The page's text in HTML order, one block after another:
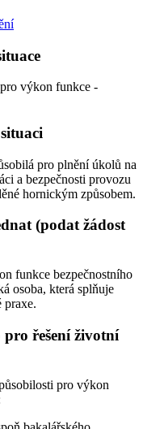
výkon funkce -
pro plnění úkolů na
a bezpečnosti provozu
hornickým způsobem.
(podat žádost
funkce bezpečnostního
osoba, která splňuje
praxe.
řešení životní
pro výkon